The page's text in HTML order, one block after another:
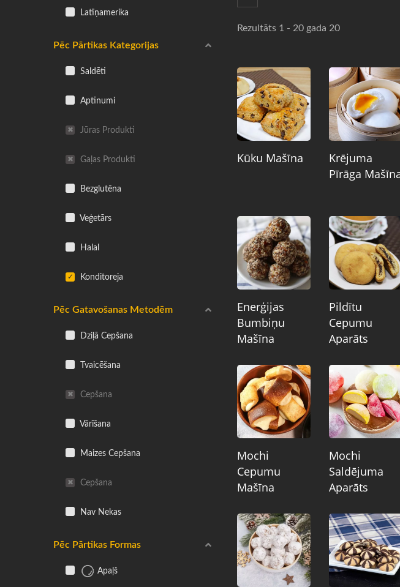
Latīņamerika
Pēc Pārtikas Kategorijas
Saldēti
Aptinumi
Jūras Produkti
Gaļas Produkti
Bezglutēna
Veģetārs
Halal
Konditoreja
Pēc Gatavošanas Metodēm
Dziļā Cepšana
Tvaicēšana
Cepšana
Vārīšana
Maizes Cepšana
Cepšana
Nav Nekas
Pēc Pārtikas Formas
Apaļš
Rezultāts 1 - 20 gada 20
Kūku Mašīna
Krējuma
Pīrāga
Enerģijas
Bumbiņu
Mašīna
Pildītu
Cepumu
Aparāts
Mochi
Cepumu
Mašīna
Mochi
Saldējuma
Aparāts